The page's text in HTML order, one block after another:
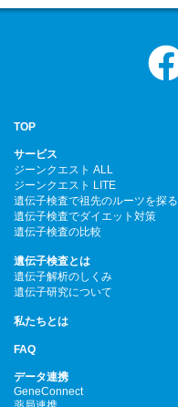
TOP
サービス
ジーンクエスト ALL
ジーンクエスト LITE
遺伝子検査で祖先のルーツを探る
遺伝子検査でダイエット対策
遺伝子検査の比較
遺伝子検査とは
遺伝子解析のしくみ
遺伝子研究について
私たちとは
FAQ
データ連携
GeneConnect